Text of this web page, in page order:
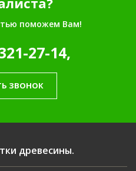
поможем Вам!
27-14,
ЗВОНОК
древесины.